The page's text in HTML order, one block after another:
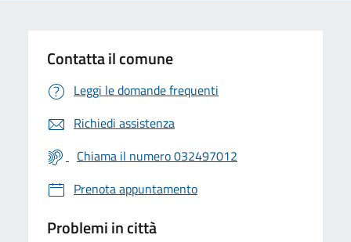
Contatta il comune
Leggi le domande frequenti
Richiedi assistenza
Chiama il numero 032497012
Prenota appuntamento
Problemi in città